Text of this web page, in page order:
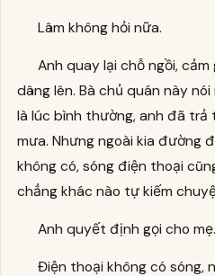
Lâm không hỏi nữa.
Anh quay lại chỗ ngồi,
dâng lên. Bà chủ quán này
là lúc bình thường, anh đã trả
mưa. Nhưng ngoài kia đường
không có, sóng điện thoại
chẳng khác nào tự kiếm
Anh quyết định gọi cho mẹ.
Điện thoại không có sóng,